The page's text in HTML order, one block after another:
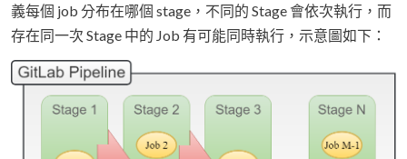
義每個 job 分布在哪個 stage，不同的 Stage 會依次執行，而
存在同一次 Stage 中的 Job 有可能同時執行，示意圖如下：